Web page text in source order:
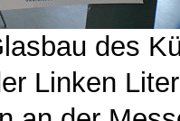
des
Linken